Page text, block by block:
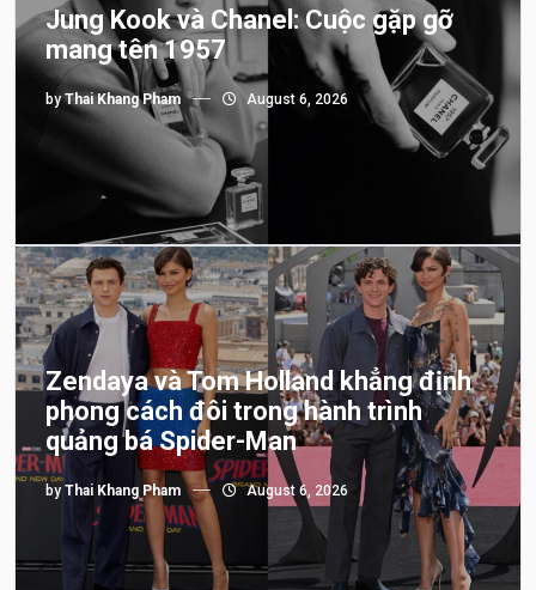
Jung Kook và Chanel: Cuộc gặp gỡ
mang tên 1957
byThai Khang Pham August 6, 2026
Zendaya và Tom Holland khẳng định
phong cách đôi trong hành trình
quảng bá Spider-Man
by Thai Khang Pham August 6, 2026